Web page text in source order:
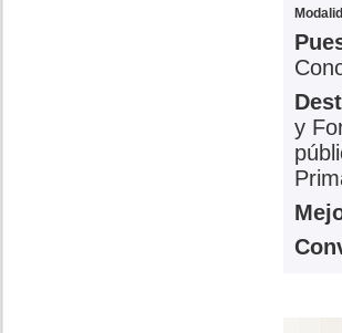
y